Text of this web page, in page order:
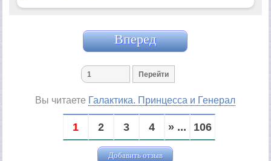
Вперед
Вы читаете Галактика. Принцесса и Генерал
1 2 3 4 » ... 106
Добавить отзыв